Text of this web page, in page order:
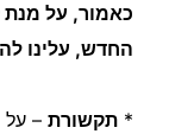
כאמור, על
החדש, עלינו
* תקשורת – על